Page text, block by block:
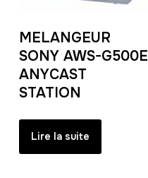
MELANGEUR
SONY AWS-G500E
ANYCAST
STATION
Lire la suite